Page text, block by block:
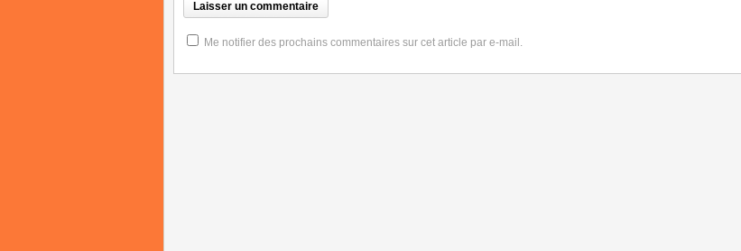
Me notifier des prochains commentaires sur cet article par e-mail.